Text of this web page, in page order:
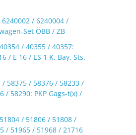
/ 6240004 /
Set ÖBB / ZB
/ 40355 / 40357:
/ E 16 / ES 1 K. Bay. Sts.
/ 58375 / 58376 / 58233 /
/ 58290: PKP Gags-t(x) /
/ 51806 / 51808 /
/ 51965 / 51968 / 21716